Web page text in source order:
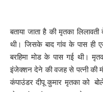
बताया जाता है की मृतका
थी। जिसके बाद गांव के पास ही
बरहिमा मोड के पास गई थी।
इंजेक्शन देने की वजह से पत्नी की
कंपाउंडर दीपू कुमार मृतका को